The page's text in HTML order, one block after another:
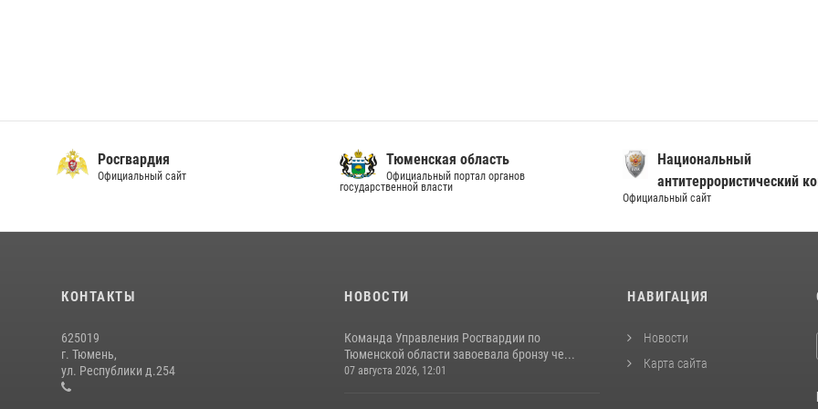
Росгвардия
Официальный сайт
Тюменская область
Официальный портал органов
государственной власти
Национальный
антитеррористический
Официальный сайт
КОНТАКТЫ
625019
г. Тюмень,
ул. Республики д.254
НОВОСТИ
Команда Управления Росгвардии по
Тюменской области завоевала бронзу че...
07 августа 2026, 12:01
НАВИГАЦИЯ
Новости
Карта сайта